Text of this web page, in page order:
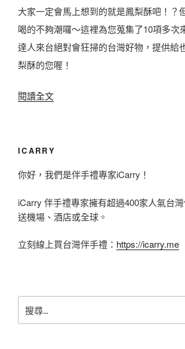
大家一定會馬上想到的就是鳳梨酥吧！？
喝的不夠潮囉～這裡為您蒐集了10項多次
達人來台絕對會狂掃的台灣好物，提供給
梨酥的您喔！
閱讀全文〈
也
不
忘
掃
好
ICARRY
你好，我們是伴手禮專家iCarry！
iCarry 伴手禮專家擁有超過400家人氣台
送機場、酒店或全球。
立刻線上買台灣伴手禮： https://icarry.me
尋